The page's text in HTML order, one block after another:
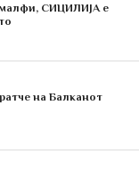
СИЦИЛИЈА е
на Балканот